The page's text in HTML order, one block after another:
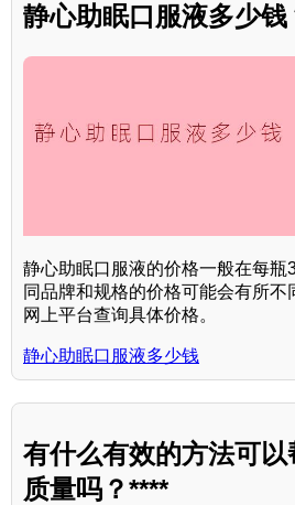
静心助眠口服液多少钱
静心助眠口服液的价格一般在每瓶
同品牌和规格的价格可能会有所
网上平台查询具体价格。
静心助眠口服液多少钱
有什么有效的方法可
质量吗？****